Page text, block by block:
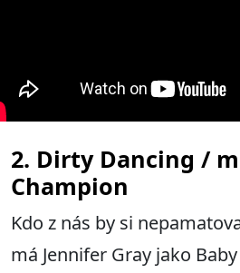
2. Dirty Dancing /
Champion
Kdo z nás by si
má Jennifer Gray jako